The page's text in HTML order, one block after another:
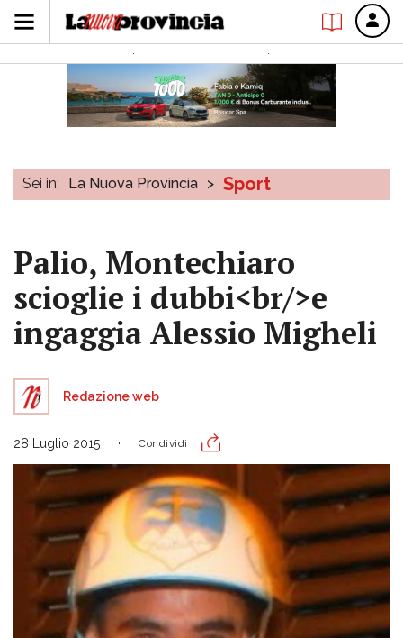
Sei in: La Nuova Provincia > Sport
Palio, Montechiaro
scioglie i dubbi<br/>e
ingaggia Alessio Migheli
Redazione web
28 Luglio 2015 Condividi